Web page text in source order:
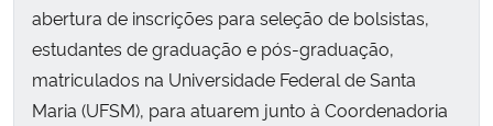
Advocacia-Geral da União
Banco Central do Brasil
abertura de inscrições para seleção de bolsistas,
estudantes de graduação e pós-graduação,
matriculados na Universidade Federal de Santa
Maria (UFSM), para atuarem junto à Coordenadoria